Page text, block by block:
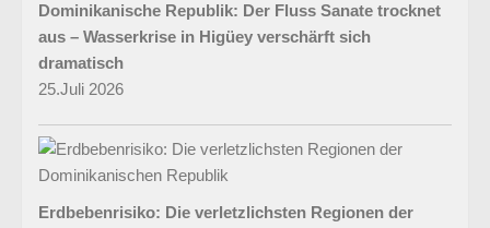
Dominikanische Republik: Der Fluss Sanate trocknet
aus – Wasserkrise in Higüey verschärft sich
dramatisch
25.Juli 2026
Erdbebenrisiko: Die verletzlichsten Regionen der